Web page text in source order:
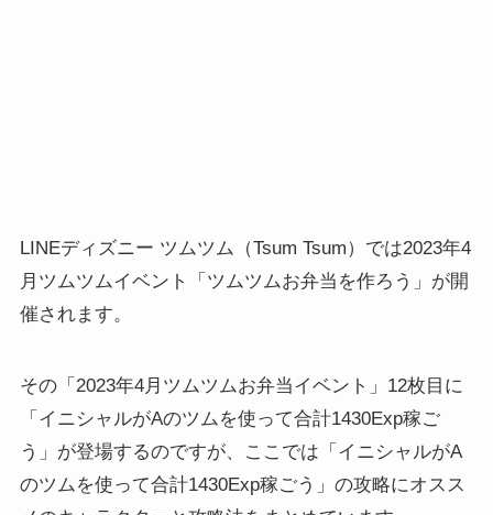
LINEディズニー ツムツム（Tsum Tsum）では2023年4
月ツムツムイベント「ツムツムお弁当を作ろう」が開
催されます。
その「2023年4月ツムツムお弁当イベント」12枚目に
「イニシャルがAのツムを使って合計1430Exp稼ご
う」が登場するのですが、ここでは「イニシャルがA
のツムを使って合計1430Exp稼ごう」の攻略にオスス